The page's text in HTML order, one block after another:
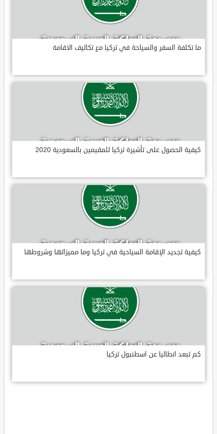
ما تكلفة السفر والسياحة في تركيا مع تكاليف الاقامة
كيفية الحصول على تأشيرة تركيا للمقيمين بالسعودية 2020
كيفية تجديد الإقامة السياحية في تركيا وما مميزاتها وشروطها
كم تبعد انطاليا عن اسطنبول تركيا